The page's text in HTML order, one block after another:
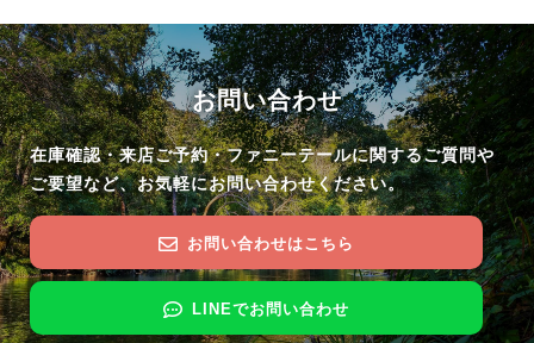
お問い合わせ
在庫確認・来店ご予約・ファニーテールに関するご質問や
ご要望など、お気軽にお問い合わせください。
お問い合わせはこちら
LINEでお問い合わせ